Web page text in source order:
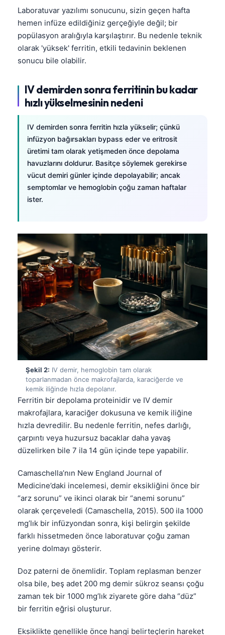
Laboratuvar yazılımı sonucunu, sizin geçen hafta
hemen infüze edildiğiniz gerçeğiyle değil; bir
popülasyon aralığıyla karşılaştırır. Bu nedenle teknik
olarak 'yüksek' ferritin, etkili tedavinin beklenen
sonucu bile olabilir.
IV demirden sonra ferritinin bu kadar
hızlı yükselmesinin nedeni
IV demirden sonra ferritin hızla yükselir; çünkü
infüzyon bağırsakları bypass eder ve eritrosit
üretimi tam olarak yetişmeden önce depolama
havuzlarını doldurur. Basitçe söylemek gerekirse
vücut demiri günler içinde depolayabilir; ancak
semptomlar ve hemoglobin çoğu zaman haftalar
ister.
Şekil 2: IV demir, hemoglobin tam olarak
toparlanmadan önce makrofajlarda, karaciğerde ve
kemik iliğinde hızla depolanır.
Ferritin bir depolama proteinidir ve IV demir
makrofajlara, karaciğer dokusuna ve kemik iliğine
hızla devredilir. Bu nedenle ferritin, nefes darlığı,
çarpıntı veya huzursuz bacaklar daha yavaş
düzelirken bile 7 ila 14 gün içinde tepe yapabilir.
Camaschella’nın New England Journal of
Medicine’daki incelemesi, demir eksikliğini önce bir
“arz sorunu” ve ikinci olarak bir “anemi sorunu”
olarak çerçeveledi (Camaschella, 2015). 500 ila 1000
mg’lık bir infüzyondan sonra, kişi belirgin şekilde
farklı hissetmeden önce laboratuvar çoğu zaman
yerine dolmayı gösterir.
Doz paterni de önemlidir. Toplam replasman benzer
olsa bile, beş adet 200 mg demir sükroz seansı çoğu
zaman tek bir 1000 mg’lık ziyarete göre daha “düz”
bir ferritin eğrisi oluşturur.
Eksiklikte genellikle önce hangi belirteçlerin hareket